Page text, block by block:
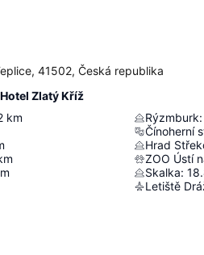
41502, Česká republika
Zlatý Kříž
km
Rýzmburk:
Čínoherní
Hrad
ZOO Ústí
Skalka:
Letiště